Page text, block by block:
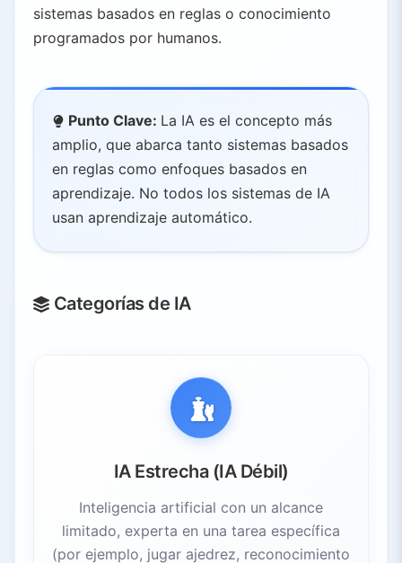
7.1. Inteligencia Artificial
7.2.
Aprendizaje Automático
sistemas basados en reglas o conocimiento
programados por humanos.
Punto Clave: La IA es el concepto más
amplio, que abarca tanto sistemas basados
en reglas como enfoques basados en
aprendizaje. No todos los sistemas de IA
usan aprendizaje automático.
Categorías de IA
IA Estrecha (IA Débil)
Inteligencia artificial con un alcance
limitado, experta en una tarea específica
(por ejemplo, jugar ajedrez, reconocimiento